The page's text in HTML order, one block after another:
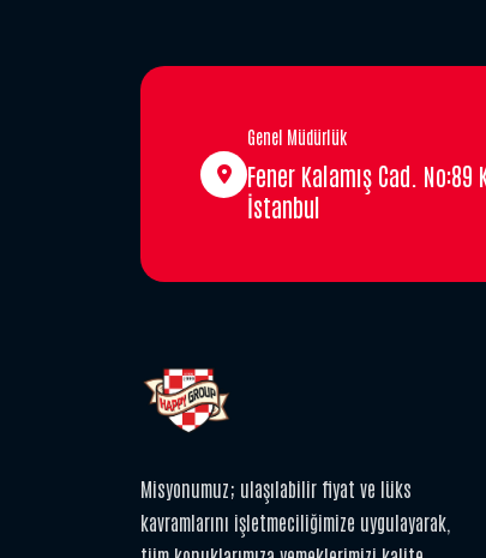
Genel Müdürlük
Fener Kalamış Cad. No:89
İstanbul
Misyonumuz; ulaşılabilir fiyat ve lüks
kavramlarını işletmeciliğimize uygulayarak,